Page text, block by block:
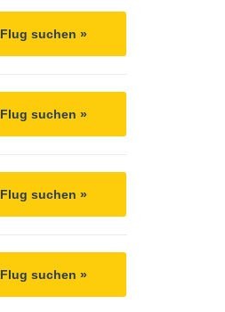
Flug suchen »
Flug suchen »
Flug suchen »
Flug suchen »